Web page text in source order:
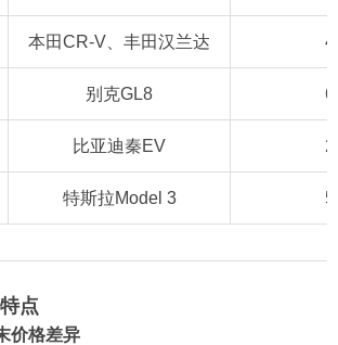
本田CR-V、丰田汉兰达
别克GL8
比亚迪秦EV
特斯拉Model 3
点
价格差异